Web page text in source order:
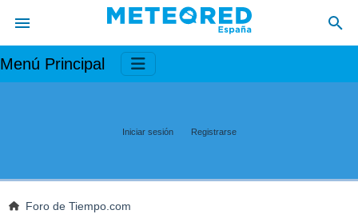
Menú Principal
Iniciar sesión Registrarse
Foro de Tiempo.com